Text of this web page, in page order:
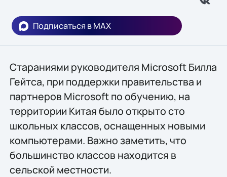
Подписаться в MAX
Стараниями руководителя Microsoft Билла
Гейтса, при поддержки правительства и
партнеров Microsoft по обучению, на
территории Китая было открыто сто
школьных классов, оснащенных новыми
компьютерами. Важно заметить, что
большинство классов находится в
сельской местности.